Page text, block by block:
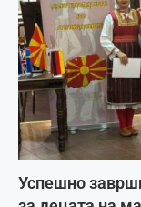
Успешно